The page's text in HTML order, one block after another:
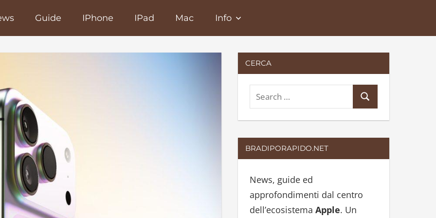
Guide IPhone IPad Mac Info
CERCA
e
a
r
c
f
o
r
e
c
BRADIPORAPIDO.NET
News, guide ed
approfondimenti dal centro
dell’ecosistema Apple. Un